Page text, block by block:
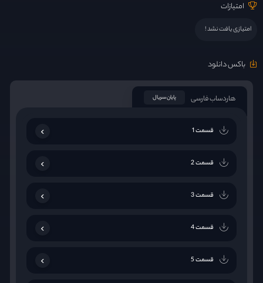
امتیازات
امتیازی یافت نشد !
باکس دانلود
هاردساب فارسی پایان سریال
قسمت 1
قسمت 2
قسمت 3
قسمت 4
قسمت 5